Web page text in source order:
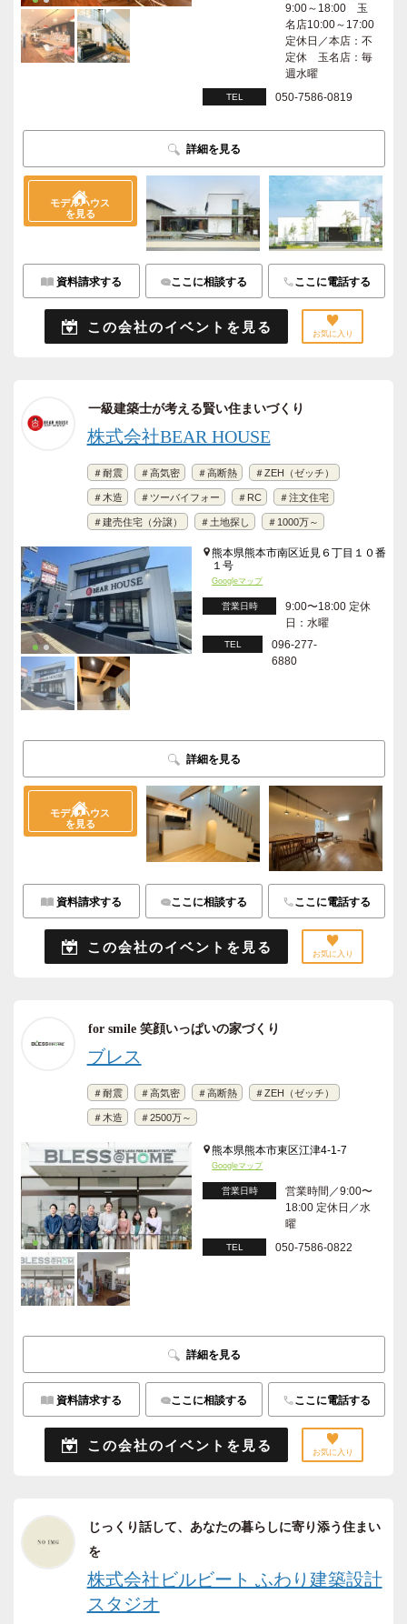
9:00～18:00 玉
名店10:00～17:00
定休日／本店：不
定休 玉名店：毎
週水曜
TEL 050-7586-0819
この会社のイベントを見る お気に入り
詳細を見る
モデルハウス
を見る
資料請求する ここに相談する ここに電話する
一級建築士が考える賢い住まいづくり
株式会社BEAR HOUSE
＃耐震 ＃高気密 ＃高断熱 ＃ZEH（ゼッチ）
＃木造 ＃ツーバイフォー ＃RC ＃注文住宅
＃建売住宅（分譲） ＃土地探し ＃1000万～
熊本県熊本市南区近見６丁目１０番
１号
Googleマップ
営業日時
9:00〜18:00 定休
日：水曜
TEL
096-277-
6880
この会社のイベントを見る お気に入り
詳細を見る
モデルハウス
を見る
資料請求する ここに相談する ここに電話する
for smile 笑顔いっぱいの家づくり
ブレス
＃耐震 ＃高気密 ＃高断熱 ＃ZEH（ゼッチ）
＃木造 ＃2500万～
熊本県熊本市東区江津4-1-7
Googleマップ
営業日時
営業時間／9:00〜
18:00 定休日／水
曜
TEL 050-7586-0822
この会社のイベントを見る お気に入り
詳細を見る
資料請求する ここに相談する ここに電話する
じっくり話して、あなたの暮らしに寄り添う住まい
を
株式会社ビルビート ふわり建築設計
スタジオ